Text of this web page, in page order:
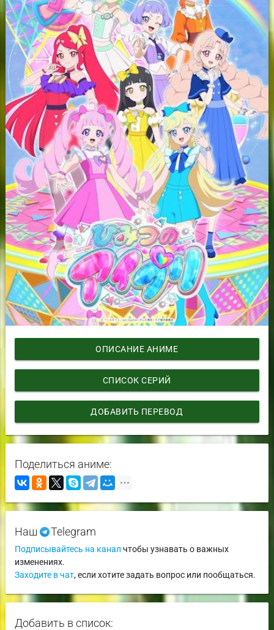
ОПИСАНИЕ АНИМЕ
СПИСОК СЕРИЙ
ДОБАВИТЬ ПЕРЕВОД
Поделиться аниме:
Наш Telegram
Подписывайтесь на канал чтобы узнавать о важных
изменениях.
Заходите в чат, если хотите задать вопрос или пообщаться.
Добавить в список: